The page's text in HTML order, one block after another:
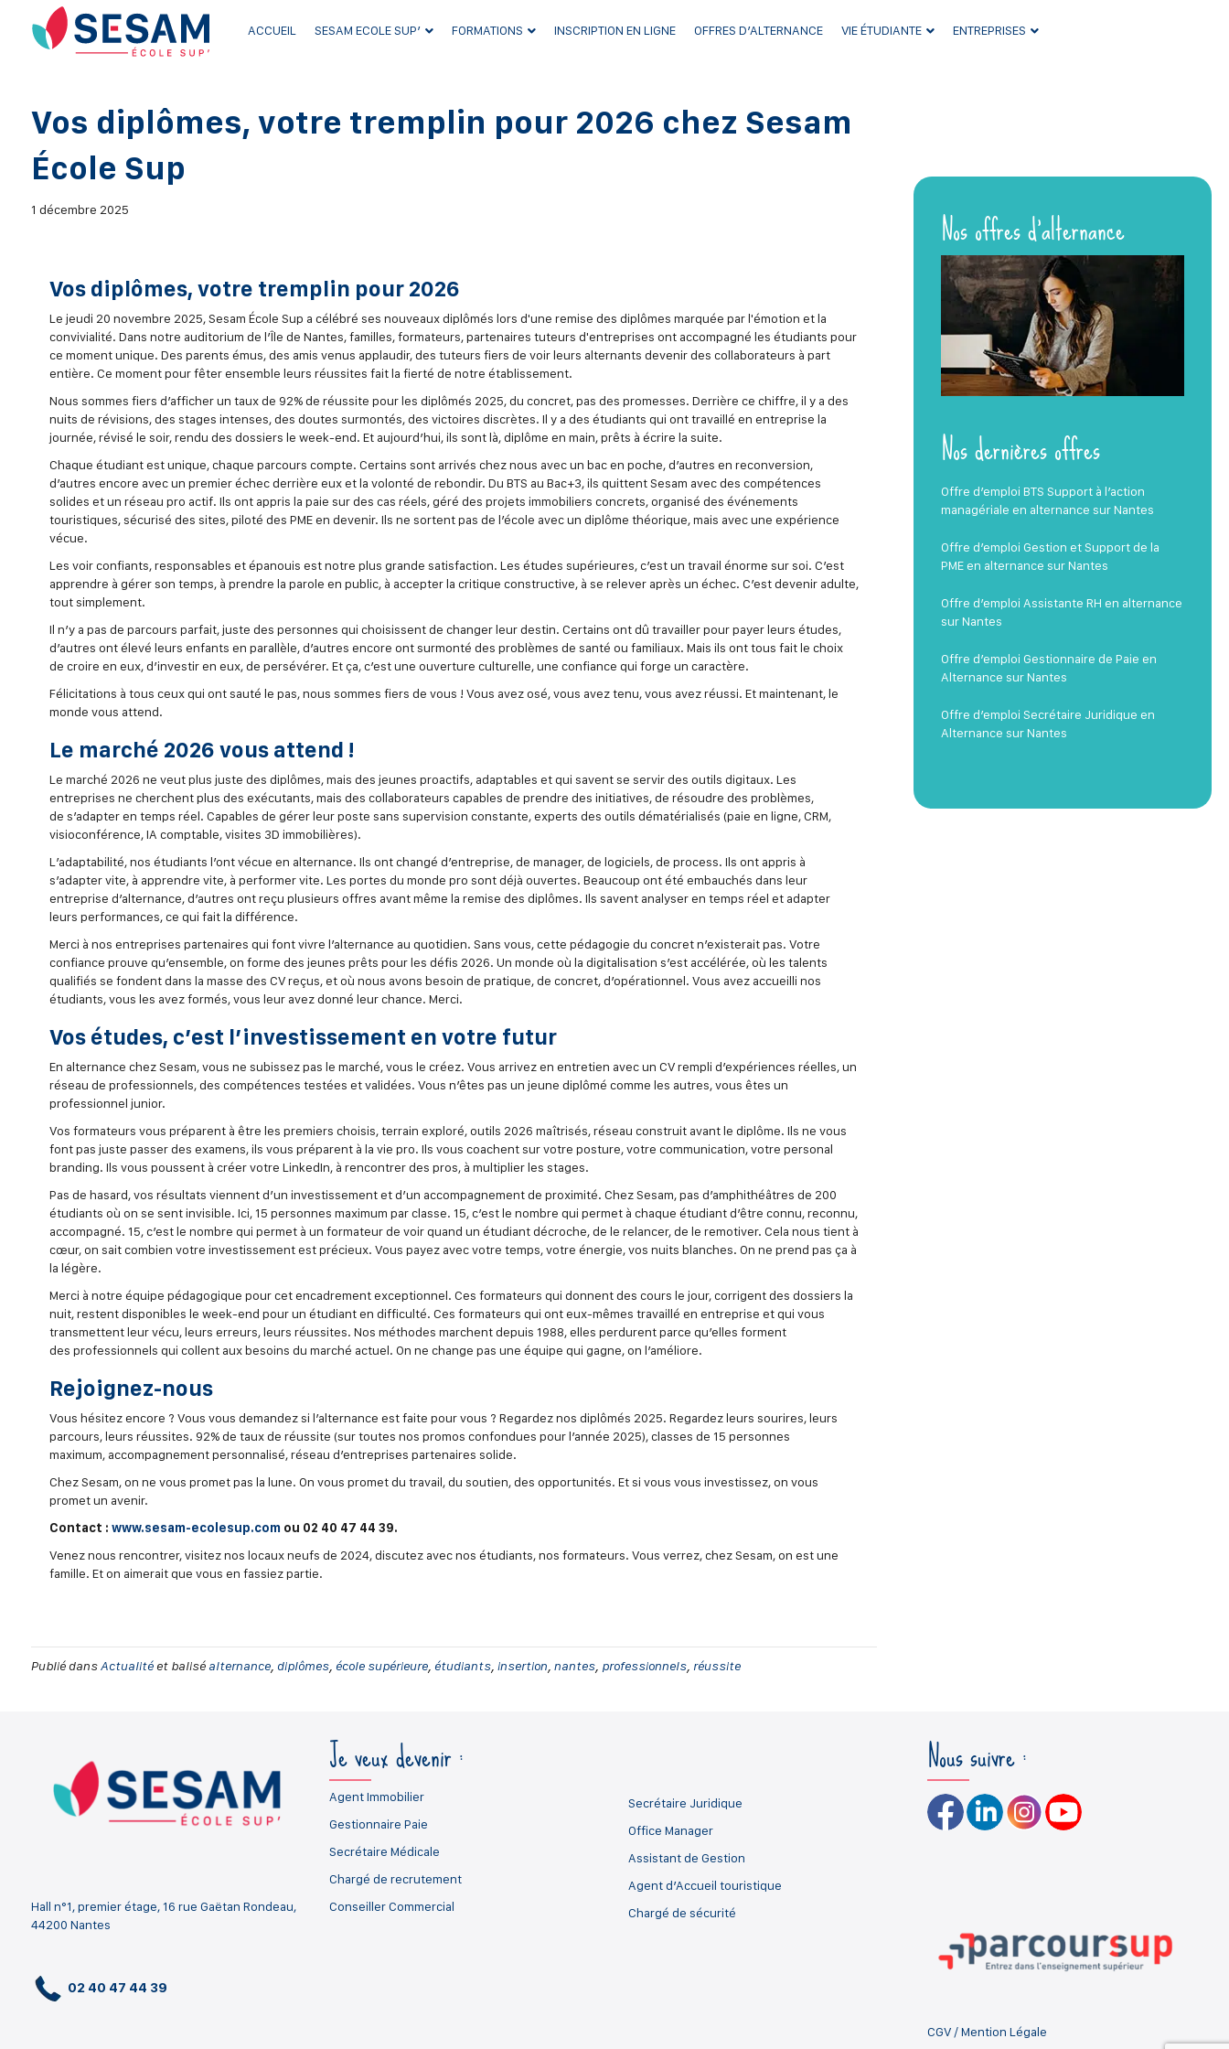
ACCUEIL SESAM ECOLE SUP’ FORMATIONS INSCRIPTION EN LIGNE OFFRES D’ALTERNANCE VIE ÉTUDIANTE ENTREPRISES
Vos diplômes, votre tremplin pour 2026 chez Sesam
École Sup
1 décembre 2025
Vos diplômes, votre tremplin pour 2026
Le jeudi 20 novembre 2025, Sesam École Sup a célébré ses nouveaux diplômés lors d'une remise des diplômes marquée par l'émotion et la
convivialité. Dans notre auditorium de l’Île de Nantes, familles, formateurs, partenaires tuteurs d'entreprises ont accompagné les étudiants pour
ce moment unique. Des parents émus, des amis venus applaudir, des tuteurs fiers de voir leurs alternants devenir des collaborateurs à part
entière. Ce moment pour fêter ensemble leurs réussites fait la fierté de notre établissement.
Nous sommes fiers d’afficher un taux de 92% de réussite pour les diplômés 2025, du concret, pas des promesses. Derrière ce chiffre, il y a des
nuits de révisions, des stages intenses, des doutes surmontés, des victoires discrètes. Il y a des étudiants qui ont travaillé en entreprise la
journée, révisé le soir, rendu des dossiers le week-end. Et aujourd’hui, ils sont là, diplôme en main, prêts à écrire la suite.
Chaque étudiant est unique, chaque parcours compte. Certains sont arrivés chez nous avec un bac en poche, d’autres en reconversion,
d’autres encore avec un premier échec derrière eux et la volonté de rebondir. Du BTS au Bac+3, ils quittent Sesam avec des compétences
solides et un réseau pro actif. Ils ont appris la paie sur des cas réels, géré des projets immobiliers concrets, organisé des événements
touristiques, sécurisé des sites, piloté des PME en devenir. Ils ne sortent pas de l’école avec un diplôme théorique, mais avec une expérience
vécue.
Les voir confiants, responsables et épanouis est notre plus grande satisfaction. Les études supérieures, c’est un travail énorme sur soi. C’est
apprendre à gérer son temps, à prendre la parole en public, à accepter la critique constructive, à se relever après un échec. C’est devenir adulte,
tout simplement.
Il n’y a pas de parcours parfait, juste des personnes qui choisissent de changer leur destin. Certains ont dû travailler pour payer leurs études,
d’autres ont élevé leurs enfants en parallèle, d’autres encore ont surmonté des problèmes de santé ou familiaux. Mais ils ont tous fait le choix
de croire en eux, d’investir en eux, de persévérer. Et ça, c’est une ouverture culturelle, une confiance qui forge un caractère.
Félicitations à tous ceux qui ont sauté le pas, nous sommes fiers de vous ! Vous avez osé, vous avez tenu, vous avez réussi. Et maintenant, le
monde vous attend.
Le marché 2026 vous attend !
Le marché 2026 ne veut plus juste des diplômes, mais des jeunes proactifs, adaptables et qui savent se servir des outils digitaux. Les
entreprises ne cherchent plus des exécutants, mais des collaborateurs capables de prendre des initiatives, de résoudre des problèmes,
de s’adapter en temps réel. Capables de gérer leur poste sans supervision constante, experts des outils dématérialisés (paie en ligne, CRM,
visioconférence, IA comptable, visites 3D immobilières).
L’adaptabilité, nos étudiants l’ont vécue en alternance. Ils ont changé d’entreprise, de manager, de logiciels, de process. Ils ont appris à
s’adapter vite, à apprendre vite, à performer vite. Les portes du monde pro sont déjà ouvertes. Beaucoup ont été embauchés dans leur
entreprise d’alternance, d’autres ont reçu plusieurs offres avant même la remise des diplômes. Ils savent analyser en temps réel et adapter
leurs performances, ce qui fait la différence.
Merci à nos entreprises partenaires qui font vivre l’alternance au quotidien. Sans vous, cette pédagogie du concret n’existerait pas. Votre
confiance prouve qu’ensemble, on forme des jeunes prêts pour les défis 2026. Un monde où la digitalisation s’est accélérée, où les talents
qualifiés se fondent dans la masse des CV reçus, et où nous avons besoin de pratique, de concret, d’opérationnel. Vous avez accueilli nos
étudiants, vous les avez formés, vous leur avez donné leur chance. Merci.
Vos études, c’est l’investissement en votre futur
En alternance chez Sesam, vous ne subissez pas le marché, vous le créez. Vous arrivez en entretien avec un CV rempli d’expériences réelles, un
réseau de professionnels, des compétences testées et validées. Vous n’êtes pas un jeune diplômé comme les autres, vous êtes un
professionnel junior.
Vos formateurs vous préparent à être les premiers choisis, terrain exploré, outils 2026 maîtrisés, réseau construit avant le diplôme. Ils ne vous
font pas juste passer des examens, ils vous préparent à la vie pro. Ils vous coachent sur votre posture, votre communication, votre personal
branding. Ils vous poussent à créer votre LinkedIn, à rencontrer des pros, à multiplier les stages.
Pas de hasard, vos résultats viennent d’un investissement et d’un accompagnement de proximité. Chez Sesam, pas d’amphithéâtres de 200
étudiants où on se sent invisible. Ici, 15 personnes maximum par classe. 15, c’est le nombre qui permet à chaque étudiant d’être connu, reconnu,
accompagné. 15, c’est le nombre qui permet à un formateur de voir quand un étudiant décroche, de le relancer, de le remotiver. Cela nous tient à
cœur, on sait combien votre investissement est précieux. Vous payez avec votre temps, votre énergie, vos nuits blanches. On ne prend pas ça à
la légère.
Merci à notre équipe pédagogique pour cet encadrement exceptionnel. Ces formateurs qui donnent des cours le jour, corrigent des dossiers la
nuit, restent disponibles le week-end pour un étudiant en difficulté. Ces formateurs qui ont eux-mêmes travaillé en entreprise et qui vous
transmettent leur vécu, leurs erreurs, leurs réussites. Nos méthodes marchent depuis 1988, elles perdurent parce qu’elles forment
des professionnels qui collent aux besoins du marché actuel. On ne change pas une équipe qui gagne, on l’améliore.
Rejoignez-nous
Vous hésitez encore ? Vous vous demandez si l’alternance est faite pour vous ? Regardez nos diplômés 2025. Regardez leurs sourires, leurs
parcours, leurs réussites. 92% de taux de réussite (sur toutes nos promos confondues pour l’année 2025), classes de 15 personnes
maximum, accompagnement personnalisé, réseau d’entreprises partenaires solide.
Chez Sesam, on ne vous promet pas la lune. On vous promet du travail, du soutien, des opportunités. Et si vous vous investissez, on vous
promet un avenir.
Contact : www.sesam-ecolesup.com ou 02 40 47 44 39.
Venez nous rencontrer, visitez nos locaux neufs de 2024, discutez avec nos étudiants, nos formateurs. Vous verrez, chez Sesam, on est une
famille. Et on aimerait que vous en fassiez partie.
Publié dansActualitéet balisé alternance, diplômes, école supérieure, étudiants, insertion nantes, professionnels, réussite
Nos offres d’alternance
Nos dernières offres
Offre d’emploi BTS Support à l’action
managériale en alternance sur Nantes
Offre d’emploi Gestion et Support de la
PME en alternance sur Nantes
Offre d’emploi Assistante RH en alternance
sur Nantes
Offre d’emploi Gestionnaire de Paie en
Alternance sur Nantes
Offre d’emploi Secrétaire Juridique en
Alternance sur Nantes
Hall n°1, premier étage, 16 rue Gaëtan Rondeau,
44200 Nantes
02 40 47 44 39
Je veux devenir :
Agent Immobilier
Gestionnaire Paie
Secrétaire Médicale
Chargé de recrutement
Conseiller Commercial
Secrétaire Juridique
Office Manager
Assistant de Gestion
Agent d’Accueil touristique
Chargé de sécurité
Nous suivre :
CGV/Mention Légale